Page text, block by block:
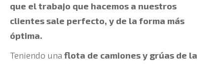
que el trabajo que hacemos a nuestros
clientes sale perfecto, y de la forma más
óptima.
Teniendo una flota de camiones y grúas de la